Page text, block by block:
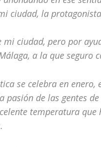
ciudad, la
mi ciudad, pero por
a la que seguro
se celebra en enero,
pasión de las gentes
temperatura que